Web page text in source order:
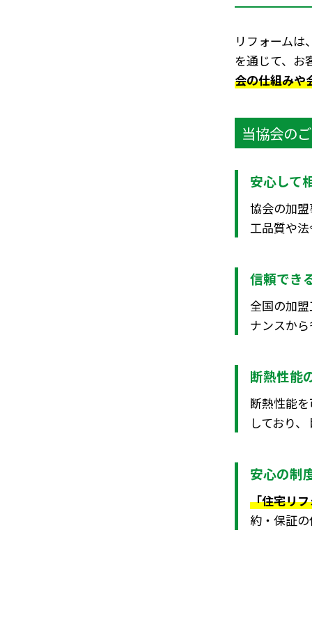
リフォームは
を通じて、お
会の仕組みや
当協会の
安心して
協会の加
工品質や
信頼でき
全国の加
ナンスか
断熱性能
断熱性能
しており
安心の制
「住宅リ
約・保証